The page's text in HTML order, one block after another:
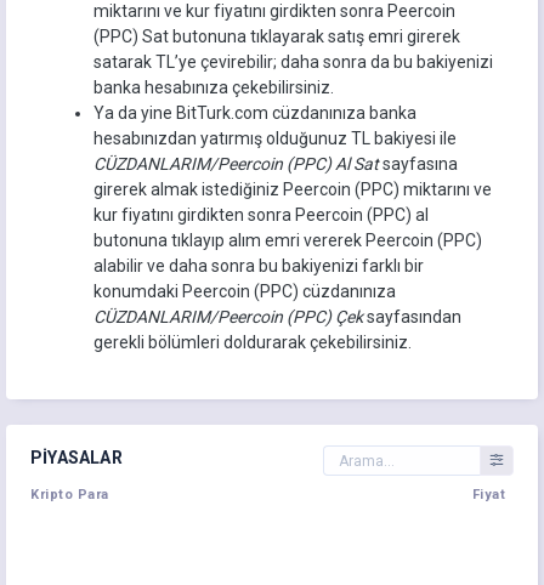
miktarını ve kur fiyatını girdikten sonra Peercoin
(PPC) Sat butonuna tıklayarak satış emri girerek
satarak TL’ye çevirebilir; daha sonra da bu bakiyenizi
banka hesabınıza çekebilirsiniz.
Ya da yine BitTurk.com cüzdanınıza banka
hesabınızdan yatırmış olduğunuz TL bakiyesi ile
CÜZDANLARIM/Peercoin (PPC) Al Satsayfasına
girerek almak istediğiniz Peercoin (PPC) miktarını ve
kur fiyatını girdikten sonra Peercoin (PPC) al
butonuna tıklayıp alım emri vererek Peercoin (PPC)
alabilir ve daha sonra bu bakiyenizi farklı bir
konumdaki Peercoin (PPC) cüzdanınıza
CÜZDANLARIM/Peercoin (PPC) Çeksayfasından
gerekli bölümleri doldurarak çekebilirsiniz.
PIYASALAR
Kripto Para Fiyat